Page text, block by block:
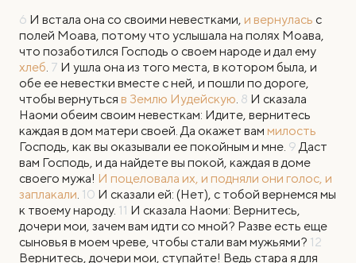
6 И встала она со своими невестками, и вернулась с
полей Моава, потому что услышала на полях Моава,
что позаботился Господь о своем народе и дал ему
хлеб. 7 И ушла она из того места, в котором была, и
обе ее невестки вместе с ней, и пошли по дороге,
чтобы вернуться в Землю Иудейскую. 8 И сказала
Наоми обеим своим невесткам: Идите, вернитесь
каждая в дом матери своей. Да окажет вам милость
Господь, как вы оказывали ее покойным и мне. 9Даст
вам Господь, и да найдете вы покой, каждая в доме
своего мужа! И поцеловала их, и подняли они голос, и
заплакали. 10 И сказали ей: (Нет), с тобой вернемся мы
к твоему народу. 11 И сказала Наоми: Вернитесь,
дочери мои, зачем вам идти со мной? Разве есть еще
сыновья в моем чреве, чтобы стали вам мужьями? 12
Вернитесь, дочери мои, ступайте! Ведь стара я для